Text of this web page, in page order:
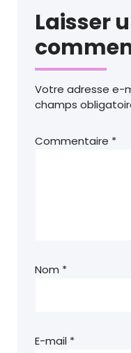
Laisser
Votre adresse e-
champs
Commentaire *
Nom *
E-mail *